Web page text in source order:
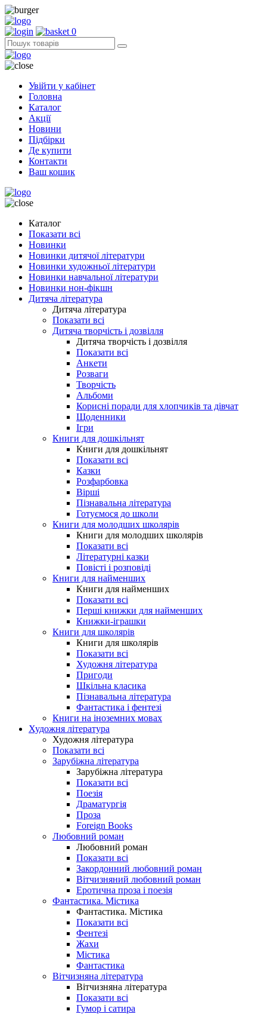
0
Увійти у кабінет
Головна
Каталог
Акції
Новини
Підбірки
Де купити
Контакти
Ваш кошик
Каталог
Показати всі
Новинки
Новинки дитячої літератури
Новинки художньої літератури
Новинки навчальної літератури
Новинки нон-фікшн
Дитяча література
Дитяча література
Показати всі
Дитяча творчість і дозвілля
Дитяча творчість і дозвілля
Показати всі
Анкети
Розваги
Творчість
Альбоми
Корисні поради для хлопчиків та дівчат
Щоденники
Ігри
Книги для дошкільнят
Книги для дошкільнят
Показати всі
Казки
Розфарбовка
Вірші
Пізнавальна література
Готуємося до школи
Книги для молодших школярів
Книги для молодших школярів
Показати всі
Літературні казки
Повісті і розповіді
Книги для найменших
Книги для найменших
Показати всі
Перші книжки для найменших
Книжки-іграшки
Книги для школярів
Книги для школярів
Показати всі
Художня література
Пригоди
Шкільна класика
Пізнавальна література
Фантастика і фентезі
Книги на іноземних мовах
Художня література
Художня література
Показати всі
Зарубіжна література
Зарубіжна література
Показати всі
Поезія
Драматургія
Проза
Foreign Books
Любовний роман
Любовний роман
Показати всі
Закордонний любовний роман
Вітчизняний любовний роман
Еротична проза і поезія
Фантастика. Містика
Фантастика. Містика
Показати всі
Фентезі
Жахи
Містика
Фантастика
Вітчизняна література
Вітчизняна література
Показати всі
Гумор і сатира